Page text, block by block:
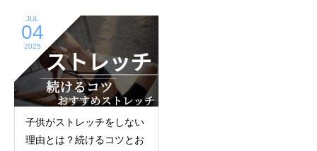
JUL
04
2025
子供がストレッチをしない
理由とは？続けるコツとお